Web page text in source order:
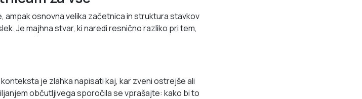
osnovna velika začetnica in struktura stavkov
Je majhna stvar, ki naredi resnično razliko pri tem,
je zlahka napisati kaj, kar zveni ostrejše ali
občutljivega sporočila se vprašajte: kako bi to